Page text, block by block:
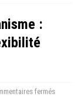
:
fermés